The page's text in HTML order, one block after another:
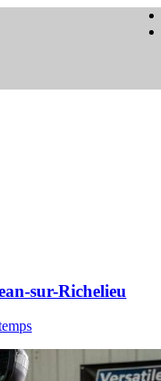
sur-Richelieu